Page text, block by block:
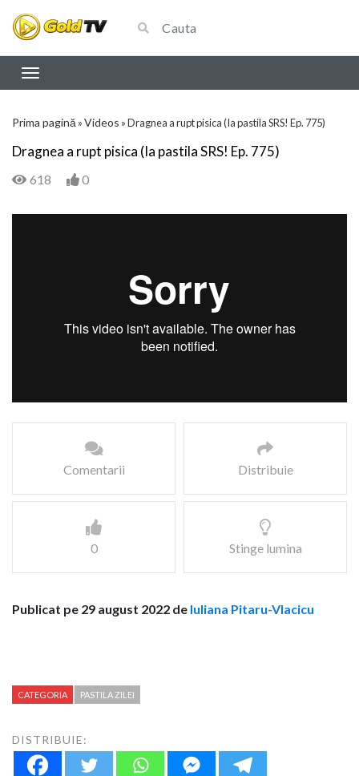
Prima pagină »Videos »Dragnea a rupt pisica (Ia pastila SRS! Ep. 775)
Dragnea a rupt pisica (Ia pastila SRS! Ep. 775)
618 0
Comentarii Distribuie
0 Stinge lumina
Publicat pe 29 august 2022 de Iuliana Pitaru-Vlacicu
CATEGORIA PASTILA ZILEI
DISTRIBUIE: